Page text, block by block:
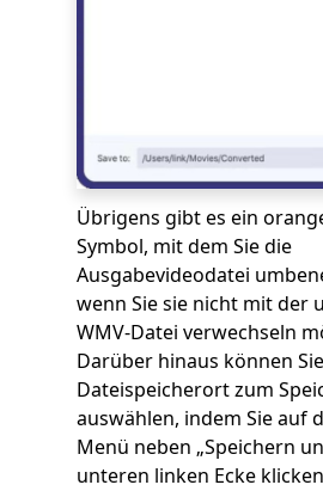
Übrigens gibt es ein
Symbol, mit dem Sie die
Ausgabevideodatei
wenn Sie sie nicht mit der
WMV-Datei verwechseln
Darüber hinaus können
Dateispeicherort zum
auswählen, indem Sie auf
Menü neben „Speichern
unteren linken Ecke